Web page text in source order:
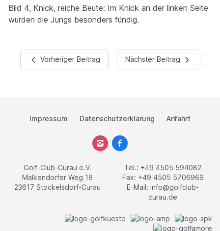
Bild 4, Knick, reiche Beute: Im Knick an der linken Seite
wurden die Jungs besonders fündig.
Vorheriger Beitrag Nächster Beitrag
Impressum Datenschutzerklärung Anfahrt
Golf-Club-Curau e.V.
Malkendorfer Weg 18
23617 Stockelsdorf-Curau
Tel.: +49 4505 594082
Fax: +49 4505 5706969
E-Mail: info@golfclub-
curau.de